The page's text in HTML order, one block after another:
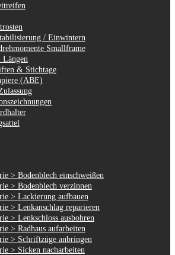
/ Einwintern
Smallframe
& Stichtage
(ABE)
> Bodenblech einschweißen
> Bodenblech verzinnen
> Lackierung aufbauen
> Lenkanschlag reparieren
> Lenkschloss ausbohren
> Radhaus aufarbeiten
> Schriftzüge anbringen
> Sicken nacharbeiten